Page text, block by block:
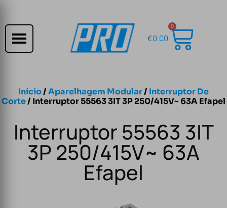
€0.00
0
Início/Aparelhagem Modular/ Interruptor De
Corte/ Interruptor 55563 3IT 3P 250/415V~ 63A Efapel
Interruptor 55563 3IT
3P 250/415V~ 63A
Efapel